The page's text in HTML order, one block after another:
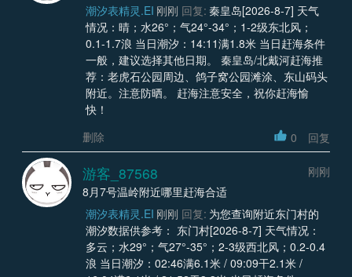
潮汐表精灵.EI 刚刚 回复: 秦皇岛[2026-8-7] 天气
情况：晴；水26°；气24°-34°；1-2级东北风；
0.1-1.7浪 当日潮汐：14:11满1.8米 当日赶海条件
一般，建议选择其他日期。 秦皇岛/北戴河赶海推
荐：老虎石公园周边、鸽子窝公园滩涂、东山码头
附近。注意防晒。 赶海注意安全，祝你赶海愉
快！
删除
0 回复
游客_87568
刚刚
8月7号温岭附近哪里赶海合适
潮汐表精灵.EI 刚刚 回复: 为您查询附近东门村的
潮汐数据供参考： 东门村[2026-8-7] 天气情况：
多云；水29°；气27°-35°；2-3级西北风；0.2-0.4
浪 当日潮汐：02:46满6.1米 / 09:09干2.1米 /